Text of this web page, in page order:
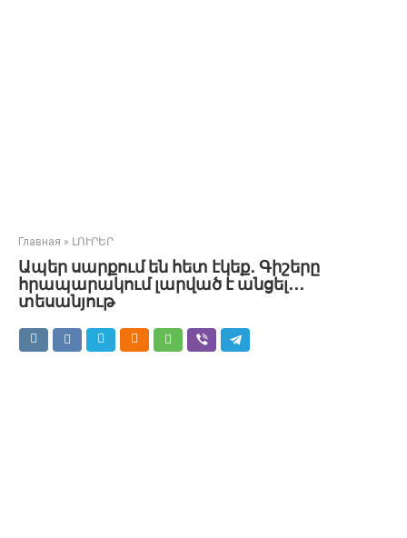
Главная » ԼՈՒՐԵՐ
Ապեր սարքում են հետ էկեք․ Գիշերը
հրապարակում լարված է անցել․․․
տեսանյութ